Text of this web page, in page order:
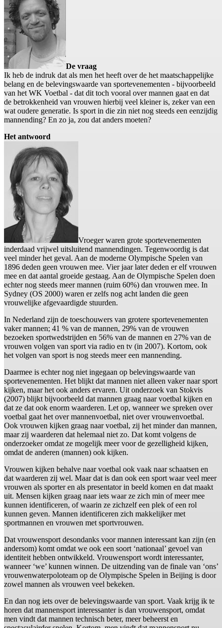
De vraag
Ik heb de indruk dat als men het heeft over de het maatschappelijke
belang en de belevingswaarde van sportevenementen - bijvoorbeeld
van het WK Voetbal - dat dit toch vooral over mannen gaat en dat
de betrokkenheid van vrouwen hierbij veel kleiner is, zeker van een
wat oudere generatie. Is sport in die zin niet nog steeds een eenzijdig
mannending? En zo ja, zou dat anders moeten?
Het antwoord
Vroeger waren grote sportevenementen
inderdaad vrijwel uitsluitend mannendingen. Tegenwoordig is dat
veel minder het geval. Aan de moderne Olympische Spelen van
1896 deden geen vrouwen mee. Vier jaar later deden er elf vrouwen
mee en dat aantal groeide gestaag. Aan de Olympische Spelen doen
echter nog steeds meer mannen (ruim 60%) dan vrouwen mee. In
Sydney (OS 2000) waren er zelfs nog acht landen die geen
vrouwelijke afgevaardigde stuurden.
In Nederland zijn de toeschouwers van grotere sportevenementen
vaker mannen; 41 % van de mannen, 29% van de vrouwen
bezoeken sportwedstrijden en 56% van de mannen en 27% van de
vrouwen volgen van sport via radio en tv (in 2007). Kortom, ook
het volgen van sport is nog steeds meer een mannending.
Daarmee is echter nog niet ingegaan op belevingswaarde van
sportevenementen. Het blijkt dat mannen niet alleen vaker naar sport
kijken, maar het ook anders ervaren. Uit onderzoek van Stokvis
(2007) blijkt bijvoorbeeld dat mannen graag naar voetbal kijken en
dat ze dat ook enorm waarderen. Let op, wanneer we spreken over
voetbal gaat het over mannenvoetbal, niet over vrouwenvoetbal.
Ook vrouwen kijken graag naar voetbal, zij het minder dan mannen,
maar zij waarderen dat helemaal niet zo. Dat komt volgens de
onderzoeker omdat ze mogelijk meer voor de gezelligheid kijken,
omdat de anderen (mannen) ook kijken.
Vrouwen kijken behalve naar voetbal ook vaak naar schaatsen en
dat waarderen zij wel. Maar dat is dan ook een sport waar veel meer
vrouwen als sporter en als presentator in beeld komen en dat maakt
uit. Mensen kijken graag naar iets waar ze zich min of meer mee
kunnen identificeren, of waarin ze zichzelf een plek of een rol
kunnen geven. Mannen identificeren zich makkelijker met
sportmannen en vrouwen met sportvrouwen.
Dat vrouwensport desondanks voor mannen interessant kan zijn (en
andersom) komt omdat we ook een soort ‘nationaal’ gevoel van
identiteit hebben ontwikkeld. Vrouwensport wordt interessanter,
wanneer ‘we’ kunnen winnen. De uitzending van de finale van ‘ons’
vrouwenwaterpoloteam op de Olympische Spelen in Beijing is door
zowel mannen als vrouwen veel bekeken.
En dan nog iets over de belevingswaarde van sport. Vaak krijg ik te
horen dat mannensport interessanter is dan vrouwensport, omdat
men vindt dat mannen technisch beter, meer beheerst en